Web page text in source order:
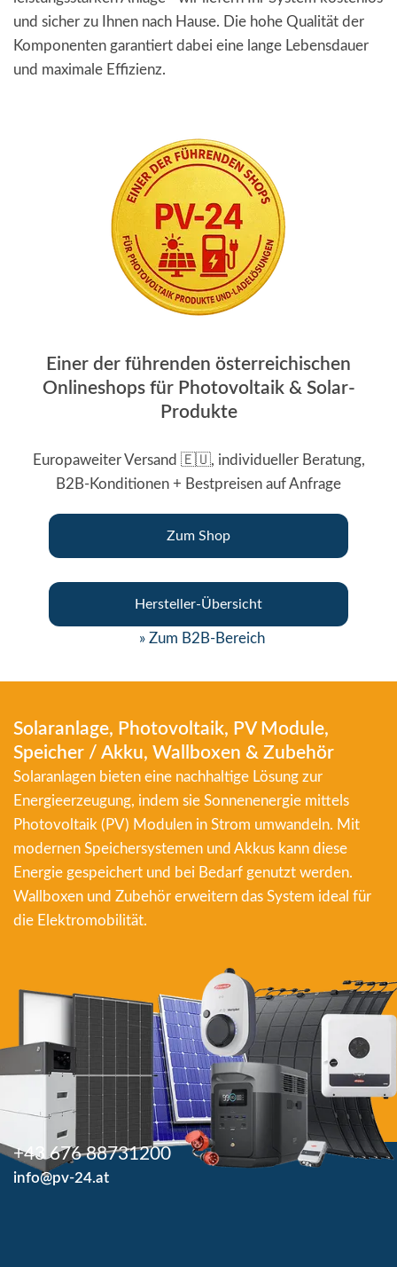
und sicher zu Ihnen nach Hause. Die hohe Qualität der
Komponenten garantiert dabei eine lange Lebensdauer
und maximale Effizienz.
Einer der führenden österreichischen
Onlineshops für Photovoltaik & Solar-
Produkte
Europaweiter Versand 🇪🇺, individueller Beratung,
B2B-Konditionen + Bestpreisen auf Anfrage
Zum Shop
Hersteller-Übersicht
» Zum B2B-Bereich
Solaranlage, Photovoltaik, PV Module,
Speicher / Akku, Wallboxen & Zubehör
Solaranlagen bieten eine nachhaltige Lösung zur
Energieerzeugung, indem sie Sonnenenergie mittels
Photovoltaik (PV) Modulen in Strom umwandeln. Mit
modernen Speichersystemen und Akkus kann diese
Energie gespeichert und bei Bedarf genutzt werden.
Wallboxen und Zubehör erweitern das System ideal für
die Elektromobilität.
+43 676 88731200
info@pv-24.at